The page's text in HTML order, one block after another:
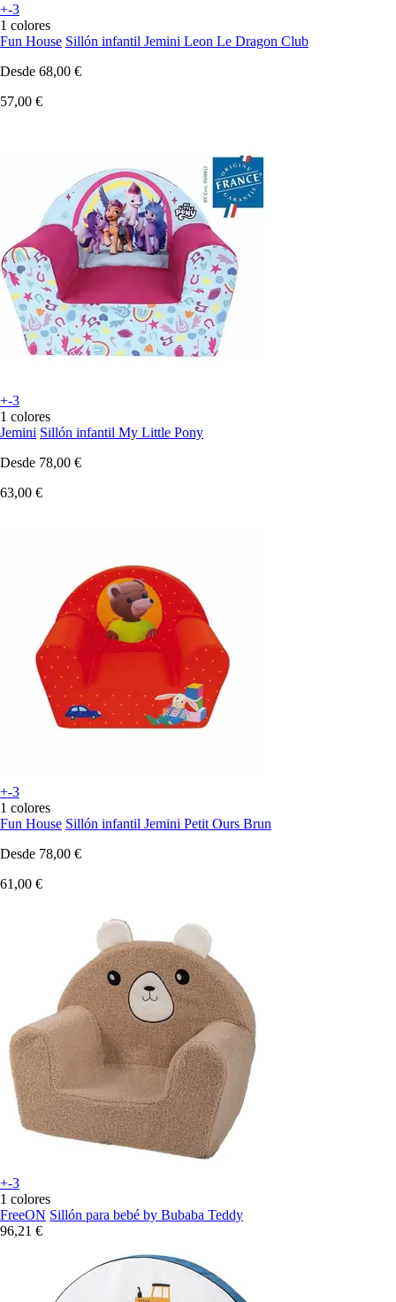
+-3
1 colores
Fun House Sillón infantil Jemini Leon Le Dragon Club
Desde 68,00 €
57,00 €
+-3
1 colores
Jemini Sillón infantil My Little Pony
Desde 78,00 €
63,00 €
+-3
1 colores
Fun House Sillón infantil Jemini Petit Ours Brun
Desde 78,00 €
61,00 €
+-3
1 colores
FreeON Sillón para bebé by Bubaba Teddy
96,21 €